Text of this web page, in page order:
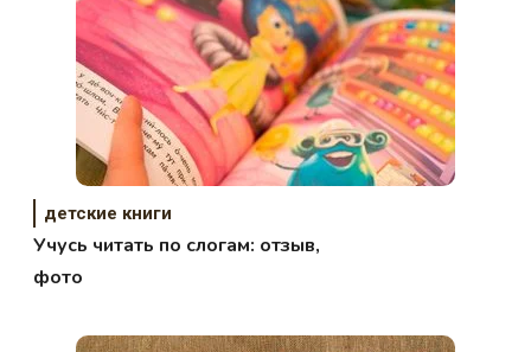
детские книги
Учусь читать по слогам: отзыв,
фото